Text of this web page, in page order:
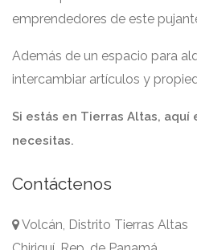
emprendedores de este
Además de un espacio para
intercambiar artículos y
Si estás en Tierras Altas,
necesitas.
Contáctenos
Volcán, Distrito Tierras Altas